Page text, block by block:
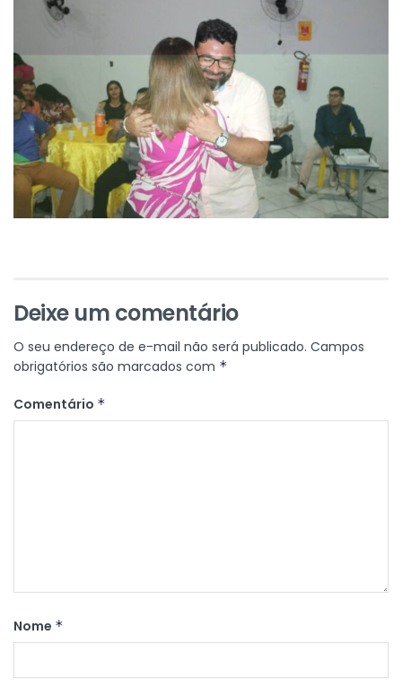
Deixe um comentário
O seu endereço de e-mail não será publicado. Campos
obrigatórios são marcados com *
Comentário *
Nome *